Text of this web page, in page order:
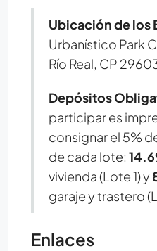
Ubicación de los
Urbanístico Park
Río Real, CP
Depósitos
participar es
consignar el 5%
de cada lote:
vivienda (Lote 1) y
garaje y trastero
Enlaces